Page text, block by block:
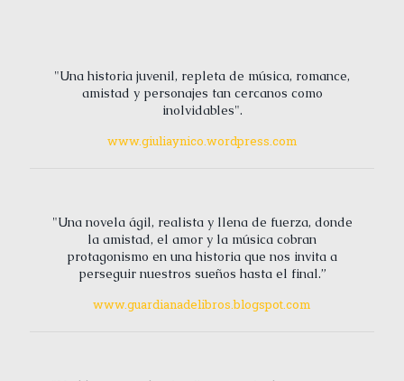
"Una historia juvenil, repleta de música, romance,
amistad y personajes tan cercanos como
inolvidables".
www.giuliaynico.wordpress.com
"Una novela ágil, realista y llena de fuerza, donde
la amistad, el amor y la música cobran
protagonismo en una historia que nos invita a
perseguir nuestros sueños hasta el final.”
www.guardianadelibros.blogspot.com